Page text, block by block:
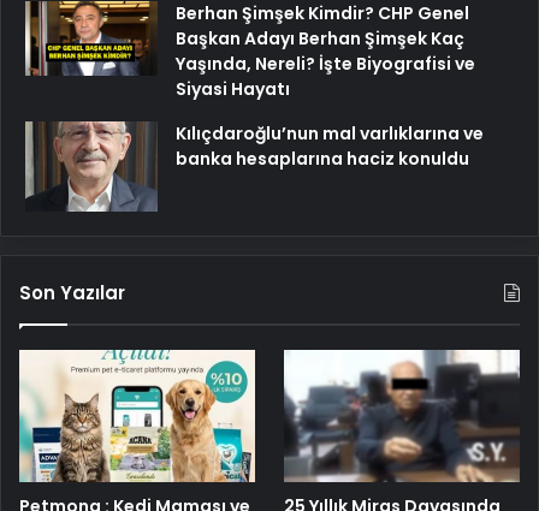
Berhan Şimşek Kimdir? CHP Genel
Başkan Adayı Berhan Şimşek Kaç
Yaşında, Nereli? İşte Biyografisi ve
Siyasi Hayatı
Kılıçdaroğlu’nun mal varlıklarına ve
banka hesaplarına haciz konuldu
Son Yazılar